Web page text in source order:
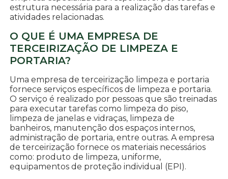
estrutura necessária para a realização das tarefas e
atividades relacionadas.
O QUE É UMA EMPRESA DE
TERCEIRIZAÇÃO DE LIMPEZA E
PORTARIA?
Uma empresa de terceirização limpeza e portaria
fornece serviços específicos de limpeza e portaria.
O serviço é realizado por pessoas que são treinadas
para executar tarefas como limpeza do piso,
limpeza de janelas e vidraças, limpeza de
banheiros, manutenção dos espaços internos,
administração de portaria, entre outras. A empresa
de terceirização fornece os materiais necessários
como: produto de limpeza, uniforme,
equipamentos de proteção individual (EPI).